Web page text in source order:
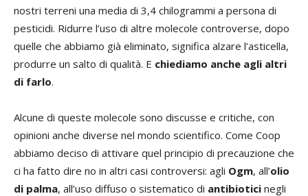
nostri terreni una media di 3,4 chilogrammi a persona di
pesticidi. Ridurre l’uso di altre molecole controverse, dopo
quelle che abbiamo già eliminato, significa alzare l’asticella,
produrre un salto di qualità. E chiediamo anche agli altri
di farlo.
Alcune di queste molecole sono discusse e critiche, con
opinioni anche diverse nel mondo scientifico. Come Coop
abbiamo deciso di attivare quel principio di precauzione che
ci ha fatto dire no in altri casi controversi: agli Ogm, all’olio
di palma, all’uso diffuso o sistematico di antibiotici negli